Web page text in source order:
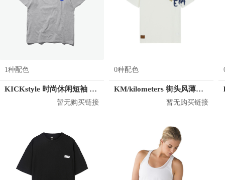
1种配色
KICKstyle 时尚休闲短袖 男女同款
暂无购买链接
0种配色
KM/kilometers 街头风薄款印花短袖T恤 男女同款 M2X2108248
暂无购买链接